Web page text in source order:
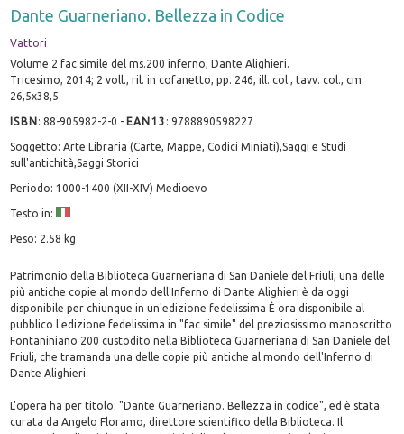
Dante Guarneriano. Bellezza in Codice
Vattori
Volume 2 fac.simile del ms.200 inferno, Dante Alighieri.
Tricesimo, 2014; 2 voll., ril. in cofanetto, pp. 246, ill. col., tavv. col., cm
26,5x38,5.
ISBN:88-905982-2-0 - EAN13 :9788890598227
Soggetto: Arte Libraria (Carte, Mappe, Codici Miniati),Saggi e Studi
sull'antichità,Saggi Storici
Periodo: 1000-1400 (XII-XIV) Medioevo
Testo in:
Peso: 2.58 kg
Patrimonio della Biblioteca Guarneriana di San Daniele del Friuli, una delle
più antiche copie al mondo dell'Inferno di Dante Alighieri è da oggi
disponibile per chiunque in un'edizione fedelissima È ora disponibile al
pubblico l'edizione fedelissima in "fac simile" del preziosissimo manoscritto
Fontaniniano 200 custodito nella Biblioteca Guarneriana di San Daniele del
Friuli, che tramanda una delle copie più antiche al mondo dell'Inferno di
Dante Alighieri.
L'opera ha per titolo: "Dante Guarneriano. Bellezza in codice", ed è stata
curata da Angelo Floramo, direttore scientifico della Biblioteca. Il